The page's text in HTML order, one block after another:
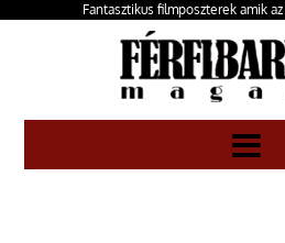
Fantasztikus filmposzterek amik